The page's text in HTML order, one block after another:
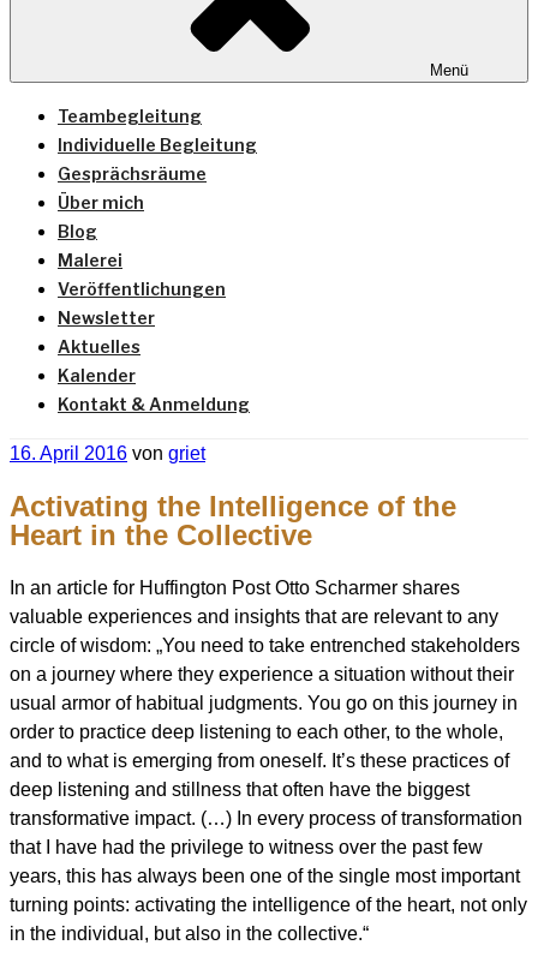
Menü
Teambegleitung
Individuelle Begleitung
Gesprächsräume
Über mich
Blog
Malerei
Veröffentlichungen
Newsletter
Aktuelles
Kalender
Kontakt & Anmeldung
Veröffentlicht
16. April 2016 von griet
Activating the Intelligence of the
Heart in the Collective
In an article for Huffington Post Otto Scharmer shares
valuable experiences and insights that are relevant to any
circle of wisdom: „You need to take entrenched stakeholders
on a journey where they experience a situation without their
usual armor of habitual judgments. You go on this journey in
order to practice deep listening to each other, to the whole,
and to what is emerging from oneself. It’s these practices of
deep listening and stillness that often have the biggest
transformative impact. (…) In every process of transformation
that I have had the privilege to witness over the past few
years, this has always been one of the single most important
turning points: activating the intelligence of the heart, not only
in the individual, but also in the collective.“